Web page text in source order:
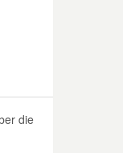
die